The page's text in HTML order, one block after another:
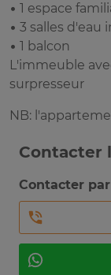
• 1 espace
• 3 salles d'eau
• 1 balcon
L'immeuble
surpresseur
NB:
Contacter
Contacter